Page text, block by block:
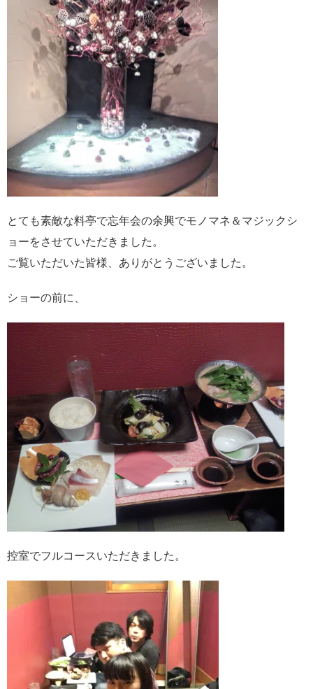
とても素敵な料亭で忘年会の余興でモノマネ＆マジックシ
ョーをさせていただきました。
ご覧いただいた皆様、ありがとうございました。
ショーの前に、
控室でフルコースいただきました。